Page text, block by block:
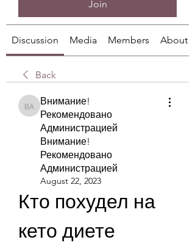
Join
Discussion Media Members About
Back
Внимание! Рекомендовано Администрацией
Внимание!
Рекомендовано
Администрацией
Внимание!
Рекомендовано
Администрацией
August 22, 2023
Кто похудел на
кето диете